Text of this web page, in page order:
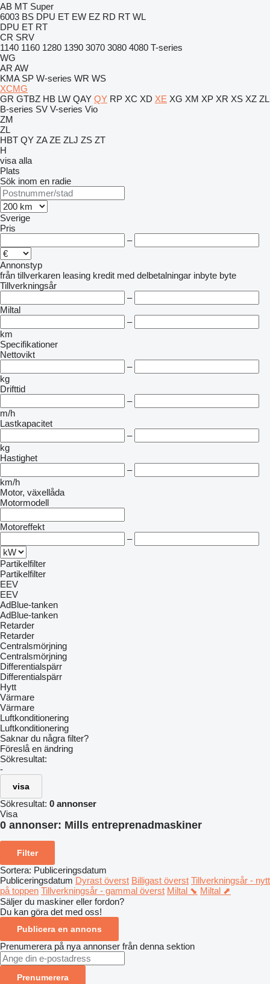
AB MT Super
6003 BS DPU ET EW EZ RD RT WL
DPU ET RT
CR SRV
1140 1160 1280 1390 3070 3080 4080 T-series
WG
AR AW
KMA SP W-series WR WS
XCMG
GR GTBZ HB LW QAY QY RP XC XD XE XG XM XP XR XS XZ ZL
B-series SV V-series Vio
ZM
ZL
HBT QY ZA ZE ZLJ ZS ZT
H
visa alla
Plats
Sök inom en radie
Sverige
Pris
–
Annonstyp
från tillverkaren leasing kredit med delbetalningar inbyte byte
Tillverkningsår
–
Miltal
–
km
Specifikationer
Nettovikt
–
kg
Drifttid
–
m/h
Lastkapacitet
–
kg
Hastighet
–
km/h
Motor, växellåda
Motormodell
Motoreffekt
–
Partikelfilter
Partikelfilter
EEV
EEV
AdBlue-tanken
AdBlue-tanken
Retarder
Retarder
Centralsmörjning
Centralsmörjning
Differentialspärr
Differentialspärr
Hytt
Värmare
Värmare
Luftkonditionering
Luftkonditionering
Saknar du några filter?
Föreslå en ändring
Sökresultat:
-
visa
Sökresultat: 0 annonser
Visa
0 annonser: Mills entreprenadmaskiner
Filter
Sortera: Publiceringsdatum
Publiceringsdatum Dyrast överst Billigast överst Tillverkningsår - nytt
på toppen Tillverkningsår - gammal överst Miltal ⬊ Miltal ⬈
Säljer du maskiner eller fordon?
Du kan göra det med oss!
Publicera en annons
Prenumerera på nya annonser från denna sektion
Prenumerera